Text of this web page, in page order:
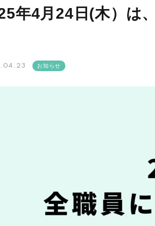
年4月24日(木）は
お知らせ